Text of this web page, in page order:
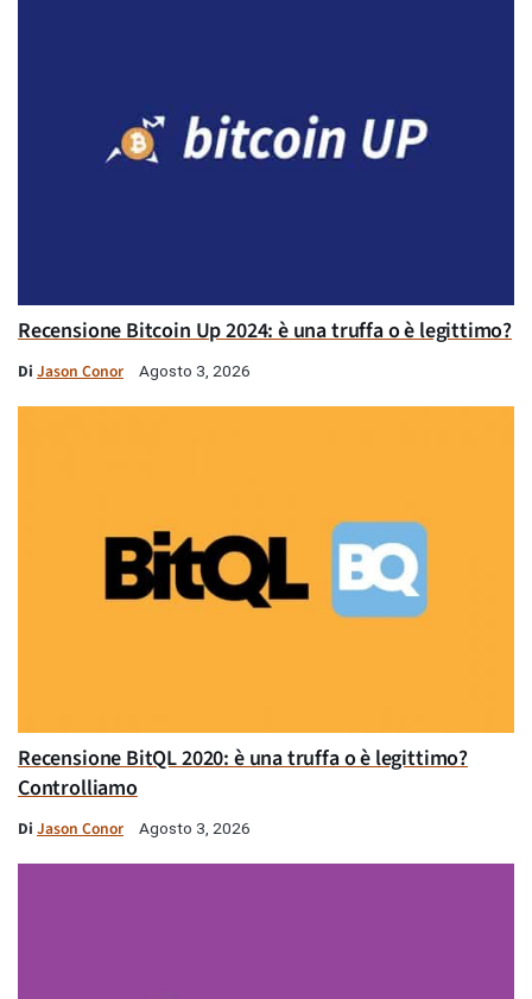
Recensione Bitcoin Up 2024: è una truffa o è legittimo?
Di Jason Conor Agosto 3, 2026
Recensione BitQL 2020: è una truffa o è legittimo?
Controlliamo
Di Jason Conor Agosto 3, 2026